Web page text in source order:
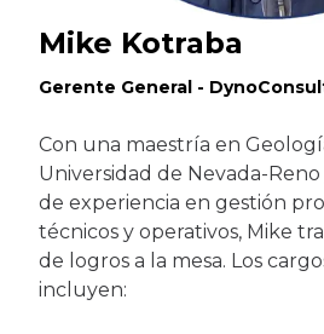
Mike Kotraba
Gerente General -
Con una maestría en
Universidad de Nevada-
de experiencia en gestión
técnicos y operativos, Mike
de logros a la mesa. Los
incluyen: